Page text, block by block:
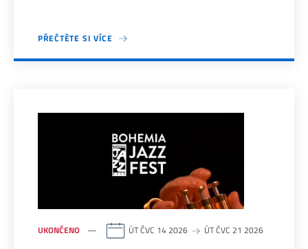
PŘEČTĚTE SI VÍCE
UKONČENO ÚT ČVC 14 2026 ÚT ČVC 21 2026